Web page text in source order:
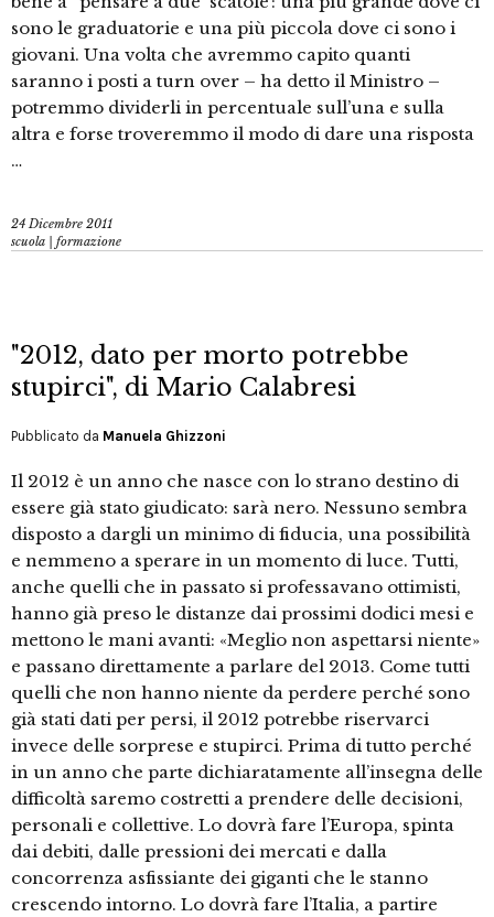
sono le graduatorie e una più piccola dove ci sono i
giovani. Una volta che avremmo capito quanti
saranno i posti a turn over – ha detto il Ministro –
potremmo dividerli in percentuale sull’una e sulla
altra e forse troveremmo il modo di dare una risposta
…
24 Dicembre 2011
scuola | formazione
"2012, dato per morto potrebbe
stupirci", di Mario Calabresi
Pubblicato da Manuela Ghizzoni
Il 2012 è un anno che nasce con lo strano destino di
essere già stato giudicato: sarà nero. Nessuno sembra
disposto a dargli un minimo di fiducia, una possibilità
e nemmeno a sperare in un momento di luce. Tutti,
anche quelli che in passato si professavano ottimisti,
hanno già preso le distanze dai prossimi dodici mesi e
mettono le mani avanti: «Meglio non aspettarsi niente»
e passano direttamente a parlare del 2013. Come tutti
quelli che non hanno niente da perdere perché sono
già stati dati per persi, il 2012 potrebbe riservarci
invece delle sorprese e stupirci. Prima di tutto perché
in un anno che parte dichiaratamente all’insegna delle
difficoltà saremo costretti a prendere delle decisioni,
personali e collettive. Lo dovrà fare l’Europa, spinta
dai debiti, dalle pressioni dei mercati e dalla
concorrenza asfissiante dei giganti che le stanno
crescendo intorno. Lo dovrà fare l’Italia, a partire